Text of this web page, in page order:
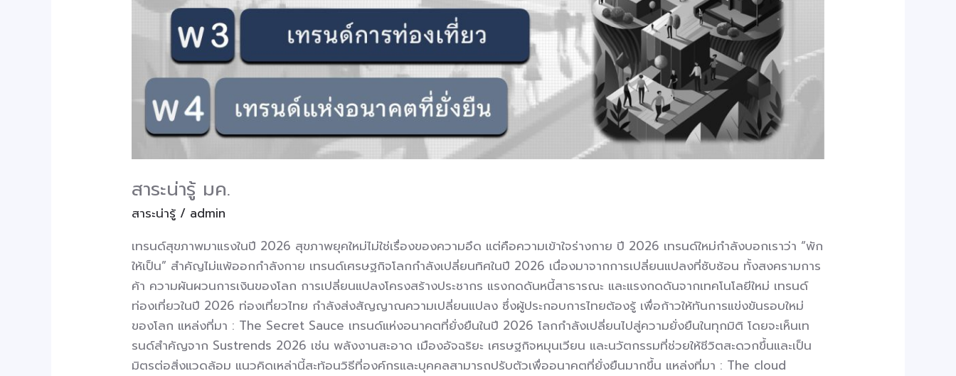
สาระน่ารู้ มค.
สาระน่ารู้ / admin
เทรนด์สุขภาพมาแรงในปี 2026 สุขภาพยุคใหม่ไม่ใช่เรื่องของความอึด แต่คือความเข้าใจร่างกาย ปี 2026 เทรนด์ใหม่กำลังบอกเราว่า “พัก
ให้เป็น” สำคัญไม่แพ้ออกกำลังกาย เทรนด์เศรษฐกิจโลกกำลังเปลี่ยนทิศในปี 2026 เนื่องมาจากการเปลี่ยนแปลงที่ซับซ้อน ทั้งสงครามการ
ค้า ความผันผวนการเงินของโลก การเปลี่ยนแปลงโครงสร้างประชากร แรงกดดันหนี้สาธารณะ และแรงกดดันจากเทคโนโลยีใหม่ เทรนด์
ท่องเที่ยวในปี 2026 ท่องเที่ยวไทย กำลังส่งสัญญาณความเปลี่ยนแปลง ซึ่งผู้ประกอบการไทยต้องรู้ เพื่อก้าวให้ทันการแข่งขันรอบใหม่
ของโลก แหล่งที่มา : The Secret Sauce เทรนด์แห่งอนาคตที่ยั่งยืนในปี 2026 โลกกำลังเปลี่ยนไปสู่ความยั่งยืนในทุกมิติ โดยจะเห็นเท
รนด์สำคัญจาก Sustrends 2026 เช่น พลังงานสะอาด เมืองอัจฉริยะ เศรษฐกิจหมุนเวียน และนวัตกรรมที่ช่วยให้ชีวิตสะดวกขึ้นและเป็น
มิตรต่อสิ่งแวดล้อม แนวคิดเหล่านี้สะท้อนวิธีที่องค์กรและบุคคลสามารถปรับตัวเพื่ออนาคตที่ยั่งยืนมากขึ้น แหล่งที่มา : The cloud